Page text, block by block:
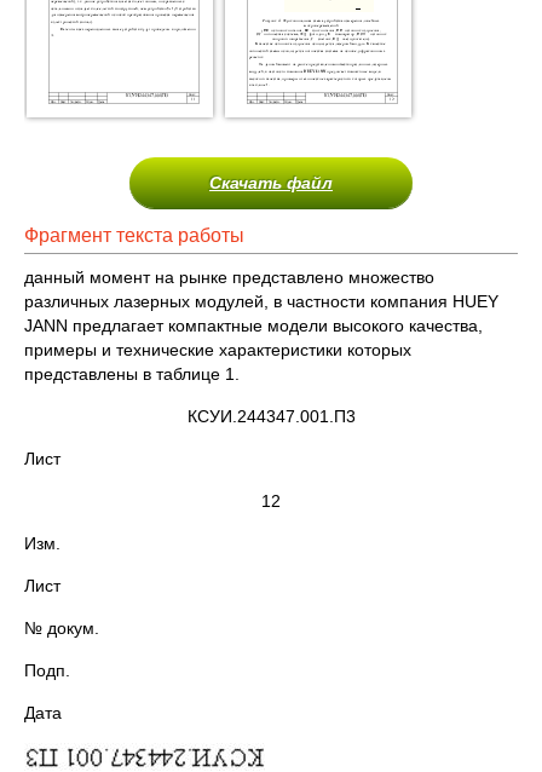
Скачать файл
Фрагмент текста работы
данный момент на рынке представлено множество
различных лазерных модулей, в частности компания HUEY
JANN предлагает компактные модели высокого качества,
примеры и технические характеристики которых
представлены в таблице 1.
КСУИ.244347.001.П3
Лист
12
Изм.
Лист
№ докум.
Подп.
Дата